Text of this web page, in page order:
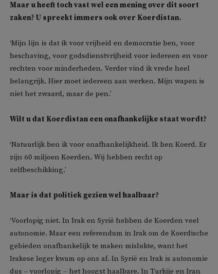
Maar u heeft toch vast wel een mening over dit soort
zaken? U spreekt immers ook over Koerdistan.
‘Mijn lijn is dat ik voor vrijheid en democratie ben, voor
beschaving, voor godsdienstvrijheid voor iedereen en voor
rechten voor minderheden. Verder vind ik vrede heel
belangrijk. Hier moet iedereen aan werken. Mijn wapen is
niet het zwaard, maar de pen.’
Wilt u dat Koerdistan een onafhankelijke staat wordt?
‘Natuurlijk ben ik voor onafhankelijkheid. Ik ben Koerd. Er
zijn 60 miljoen Koerden. Wij hebben recht op
zelfbeschikking.’
Maar is dat politiek gezien wel haalbaar?
‘Voorlopig niet. In Irak en Syrië hebben de Koerden veel
autonomie. Maar een referendum in Irak om de Koerdische
gebieden onafhankelijk te maken mislukte, want het
Irakese leger kwam op ons af. In Syrië en Irak is autonomie
dus – voorlopig – het hoogst haalbare. In Turkije en Iran